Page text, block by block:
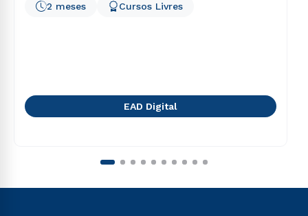
2 meses Cursos Livres
EAD Digital